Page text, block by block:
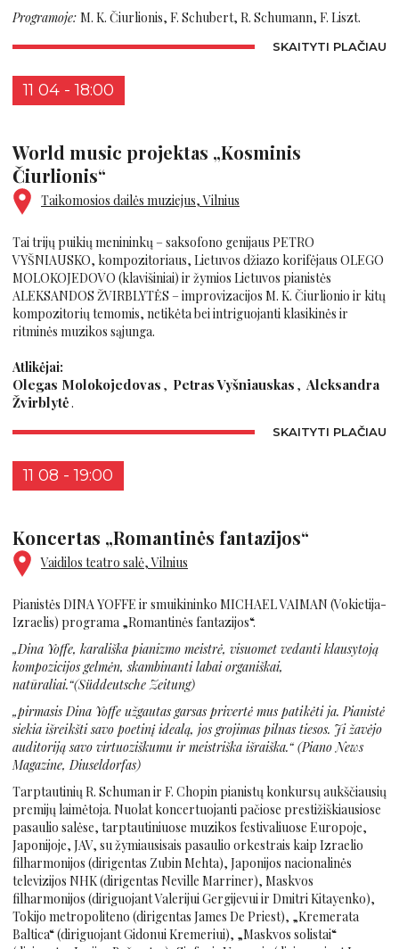
Programoje: M. K. Čiurlionis, F. Schubert, R. Schumann, F. Liszt.
SKAITYTI PLAČIAU
11 04 - 18:00
World music projektas „Kosminis
Čiurlionis“
Taikomosios dailės muziejus, Vilnius
Tai trijų puikių menininkų – saksofono genijaus PETRO
VYŠNIAUSKO, kompozitoriaus, Lietuvos džiazo korifėjaus OLEGO
MOLOKOJEDOVO (klavišiniai) ir žymios Lietuvos pianistės
ALEKSANDOS ŽVIRBLYTĖS – improvizacijos M. K. Čiurlionio ir kitų
kompozitorių temomis, netikėta bei intriguojanti klasikinės ir
ritminės muzikos sąjunga.
Atlikėjai:
Olegas Molokojedovas Petras Vyšniauskas
Aleksandra
Žvirblytė
SKAITYTI PLAČIAU
11 08 - 19:00
Koncertas „Romantinės fantazijos“
Vaidilos teatro salė, Vilnius
Pianistės DINA YOFFE ir smuikininko MICHAEL VAIMAN (Vokietija-
Izraelis) programa „Romantinės fantazijos“.
„Dina Yoffe, karališka pianizmo meistrė, visuomet vedanti klausytoją
kompozicijos gelmėn, skambinanti labai organiškai,
natūraliai.“(Süddeutsche Zeitung)
„pirmasis Dina Yoffe užgautas garsas privertė mus patikėti ja. Pianistė
siekia išreikšti savo poetinį idealą, jos grojimas pilnas tiesos. Ji žavėjo
auditoriją savo virtuoziškumu ir meistriška išraiška.“ (Piano News
Magazine, Diuseldorfas)
Tarptautinių R. Schuman ir F. Chopin pianistų konkursų aukščiausių
premijų laimėtoja. Nuolat koncertuojanti pačiose prestižiškiausiose
pasaulio salėse, tarptautiniuose muzikos festivaliuose Europoje,
Japonijoje, JAV, su žymiausisais pasaulio orkestrais kaip Izraelio
filharmonijos (dirigentas Zubin Mehta), Japonijos nacionalinės
televizijos NHK (dirigentas Neville Marriner), Maskvos
filharmonijos (diriguojant Valerijui Gergijevui ir Dmitri Kitayenko),
Tokijo metropoliteno (dirigentas James De Priest), „Kremerata
Baltica“ (diriguojant Gidonui Kremeriui), „Maskvos solistai“